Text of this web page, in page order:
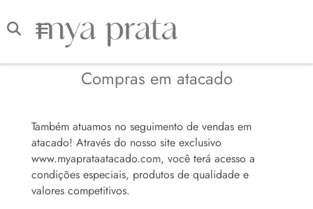
Compras em atacado
Também atuamos no seguimento de vendas em
atacado! Através do nosso site exclusivo
www.myaprataatacado.com, você terá acesso a
condições especiais, produtos de qualidade e
valores competitivos.